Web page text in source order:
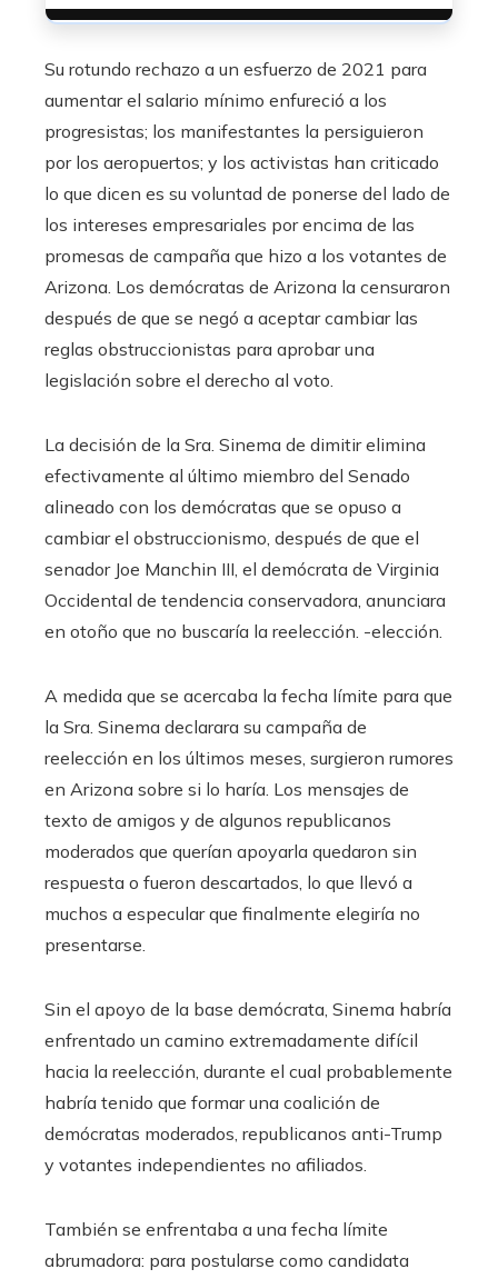
Su rotundo rechazo a un esfuerzo de 2021 para
aumentar el salario mínimo enfureció a los
progresistas; los manifestantes la persiguieron
por los aeropuertos; y los activistas han criticado
lo que dicen es su voluntad de ponerse del lado de
los intereses empresariales por encima de las
promesas de campaña que hizo a los votantes de
Arizona. Los demócratas de Arizona la censuraron
después de que se negó a aceptar cambiar las
reglas obstruccionistas para aprobar una
legislación sobre el derecho al voto.
La decisión de la Sra. Sinema de dimitir elimina
efectivamente al último miembro del Senado
alineado con los demócratas que se opuso a
cambiar el obstruccionismo, después de que el
senador Joe Manchin III, el demócrata de Virginia
Occidental de tendencia conservadora, anunciara
en otoño que no buscaría la reelección. -elección.
A medida que se acercaba la fecha límite para que
la Sra. Sinema declarara su campaña de
reelección en los últimos meses, surgieron rumores
en Arizona sobre si lo haría. Los mensajes de
texto de amigos y de algunos republicanos
moderados que querían apoyarla quedaron sin
respuesta o fueron descartados, lo que llevó a
muchos a especular que finalmente elegiría no
presentarse.
Sin el apoyo de la base demócrata, Sinema habría
enfrentado un camino extremadamente difícil
hacia la reelección, durante el cual probablemente
habría tenido que formar una coalición de
demócratas moderados, republicanos anti-Trump
y votantes independientes no afiliados.
También se enfrentaba a una fecha límite
abrumadora: para postularse como candidata